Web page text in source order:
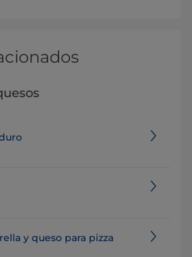
y queso para pizza